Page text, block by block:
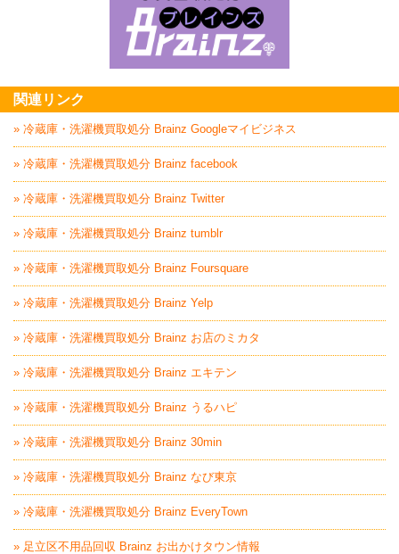
関連リンク
» 冷蔵庫・洗濯機買取処分 Brainz Googleマイビジネス
» 冷蔵庫・洗濯機買取処分 Brainz facebook
» 冷蔵庫・洗濯機買取処分 Brainz Twitter
» 冷蔵庫・洗濯機買取処分 Brainz tumblr
» 冷蔵庫・洗濯機買取処分 Brainz Foursquare
» 冷蔵庫・洗濯機買取処分 Brainz Yelp
» 冷蔵庫・洗濯機買取処分 Brainz お店のミカタ
» 冷蔵庫・洗濯機買取処分 Brainz エキテン
» 冷蔵庫・洗濯機買取処分 Brainz うるハピ
» 冷蔵庫・洗濯機買取処分 Brainz 30min
» 冷蔵庫・洗濯機買取処分 Brainz なび東京
» 冷蔵庫・洗濯機買取処分 Brainz EveryTown
» 足立区不用品回収 Brainz お出かけタウン情報